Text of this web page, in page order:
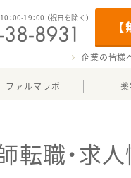
：00-19：00 （祝日を除く）
企業の皆様
ファルマラボ 薬
転職・求